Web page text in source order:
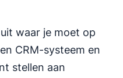
waar je moet op
CRM-systeem en
stellen aan